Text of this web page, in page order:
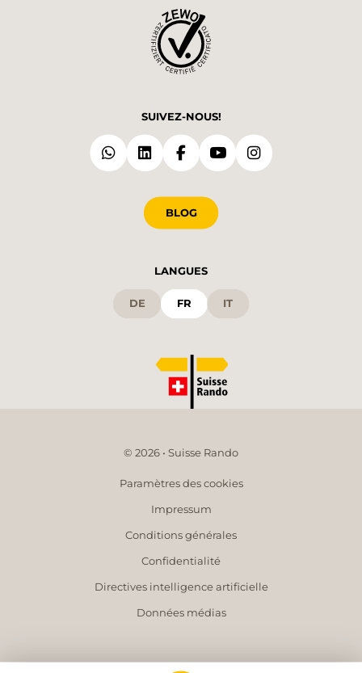
SUIVEZ-NOUS!
BLOG
LANGUES
DE FR IT
© 2026 • Suisse Rando
Paramètres des cookies
Impressum
Conditions générales
Confidentialité
Directives intelligence artificielle
Données médias